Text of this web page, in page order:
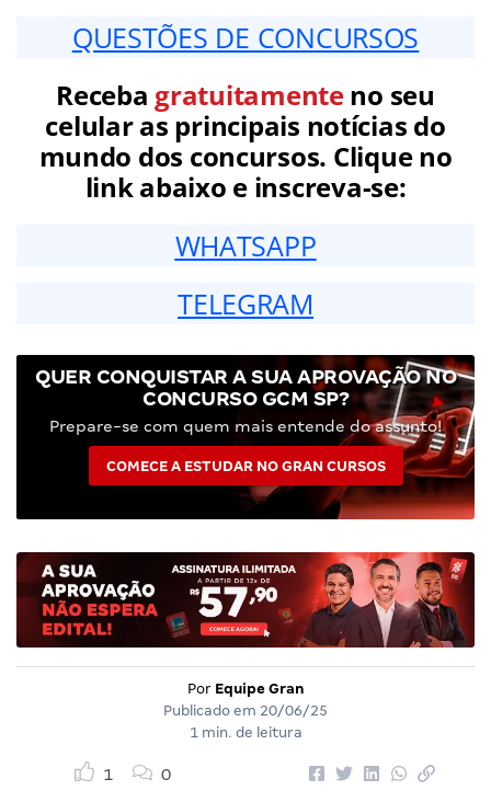
QUESTÕES DE CONCURSOS
Receba gratuitamenteno seu
celular as principais notícias do
mundo dos concursos. Clique no
link abaixo e inscreva-se:
WHATSAPP
TELEGRAM
QUER CONQUISTAR A SUA APROVAÇÃO NO
CONCURSO GCM SP?
Prepare-se com quem mais entende do assunto!
COMECE A ESTUDAR NO GRAN CURSOS
Por Equipe Gran
Publicado em 20/06/25
1 min. de leitura
1 0